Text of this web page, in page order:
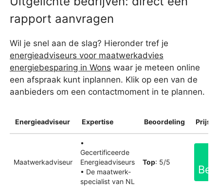
rapport aanvragen
Wil je snel aan de slag? Hieronder tref je
energieadviseurs voor maatwerkadvies
energiebesparing in Wons waar je meteen online
een afspraak kunt inplannen. Klik op een van de
aanbieders om een contactmoment in te plannen.
Energieadviseur Expertise Beoordeling
Maatwerkadviseur
•
Gecertificeerde
Energieadviseurs
• De maatwerk-
specialist van NL
Top: 5/5